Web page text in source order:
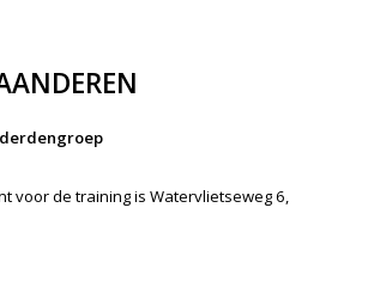
voor de training is Watervlietseweg 6,